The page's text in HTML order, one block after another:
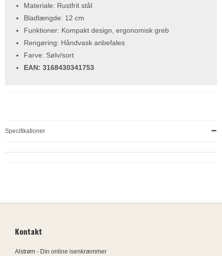
Materiale: Rustfrit stål
Bladlængde: 12 cm
Funktioner: Kompakt design, ergonomisk greb
Rengøring: Håndvask anbefales
Farve: Sølv/sort
EAN: 3168430341753
Specifikationer
Kontakt
Alstrøm - Din online isenkræmmer